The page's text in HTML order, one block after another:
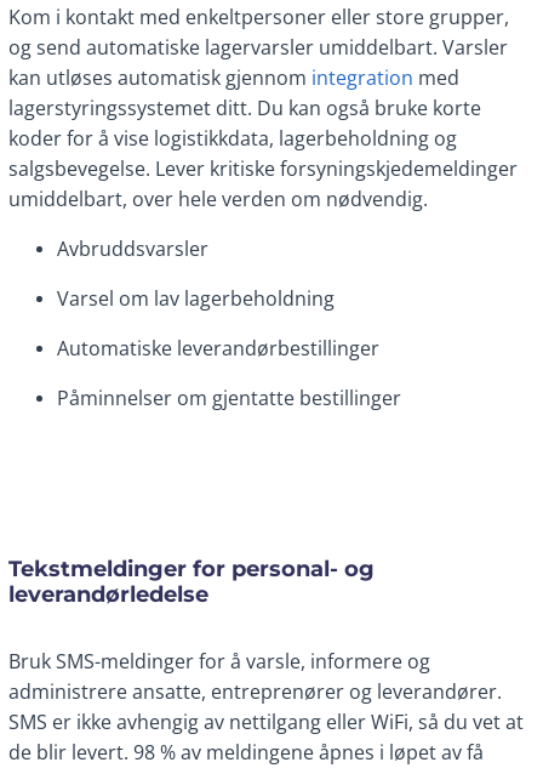
Kom i kontakt med enkeltpersoner eller store grupper,
og send automatiske lagervarsler umiddelbart. Varsler
kan utløses automatisk gjennom integration med
lagerstyringssystemet ditt. Du kan også bruke korte
koder for å vise logistikkdata, lagerbeholdning og
salgsbevegelse. Lever kritiske forsyningskjedemeldinger
umiddelbart, over hele verden om nødvendig.
Avbruddsvarsler
Varsel om lav lagerbeholdning
Automatiske leverandørbestillinger
Påminnelser om gjentatte bestillinger
Tekstmeldinger for personal- og
leverandørledelse
Bruk SMS-meldinger for å varsle, informere og
administrere ansatte, entreprenører og leverandører.
SMS er ikke avhengig av nettilgang eller WiFi, så du vet at
de blir levert. 98 % av meldingene åpnes i løpet av få